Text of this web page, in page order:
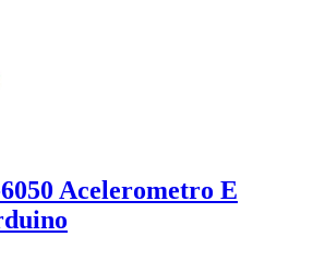
Acelerometro E